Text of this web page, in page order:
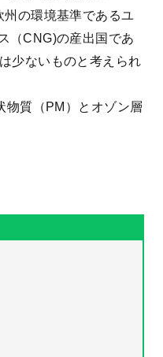
州の環境基準であるユ
（CNG)の産出国であ
少ないものと考えられ
物質（PM）とオゾン層